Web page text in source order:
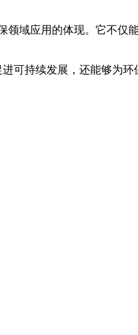
域应用的体现。它不仅
可持续发展，还能够为